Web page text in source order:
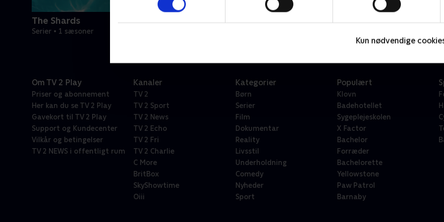
Kun nødvendige
The Shards
Serier • 1 sæsoner
Om TV 2 Play
Priser og abonnement
Her kan du se TV 2 Play
Gavekort til TV 2 Play
Support og Kundecenter
Vilkår og betingelser
TV 2 NEWS i offentligt rum
Kanaler
TV 2
TV 2 Sport
TV 2 News
TV 2 Echo
TV 2 Fri
TV 2 Charlie
C More
BritBox
SkyShowtime
Oiii
Kategorier
Børn
Serier
Film
Dokumentar
Reality
Livsstil
Underholdning
Comedy
Nyheder
Sport
Populært
Klovn
Badehotellet
Sygeplejeskolen
X Factor
Bachelor
Forræder
Bachelorette
Yellowstone
Paw Patrol
Barnaby